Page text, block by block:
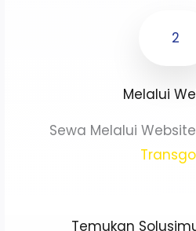
2
Melalui
Sewa Melalui
Temukan